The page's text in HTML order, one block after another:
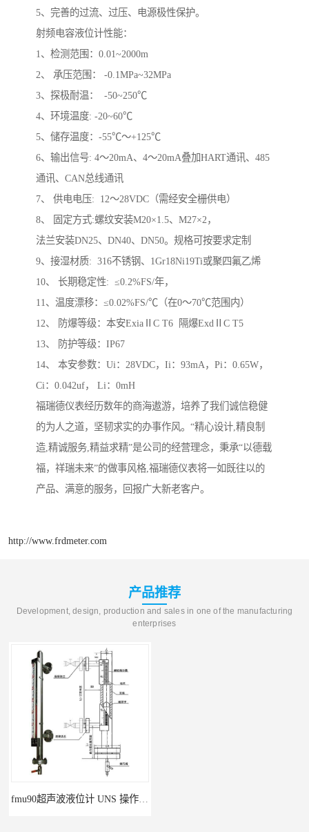
5、完善的过流、过压、电源极性保护。
射频电容液位计性能：
1、检测范围：0.01~2000m
2、 承压范围： -0.1MPa~32MPa
3、探极耐温： -50~250℃
4、环境温度: -20~60℃
5、储存温度：-55℃～+125℃
6、输出信号: 4～20mA、4～20mA叠加HART通讯、485
通讯、CAN总线通讯
7、 供电电压: 12～28VDC（需经安全栅供电）
8、 固定方式:螺纹安装M20×1.5、M27×2，
法兰安装DN25、DN40、DN50。规格可按要求定制
9、接湿材质: 316不锈钢、1Gr18Ni19Ti或聚四氟乙烯
10、 长期稳定性: ≤0.2%FS/年，
11、温度漂移：≤0.02%FS/℃（在0～70℃范围内）
12、 防爆等级：本安ExiaⅡC T6 隔爆ExdⅡC T5
13、 防护等级：IP67
14、 本安参数：Ui：28VDC，Ii：93mA，Pi：0.65W，
Ci：0.042uf， Li：0mH
福瑞德仪表经历数年的商海遨游，培养了我们诚信稳健
的为人之道，坚韧求实的办事作风。“精心设计,精良制
造,精诚服务,精益求精”是公司的经营理念，秉承“以德载
福，祥瑞未来”的做事风格,福瑞德仪表将一如既往以的
产品、满意的服务，回报广大新老客户。
http://www.frdmeter.com
产品推荐
Development, design, production and sales in one of the manufacturing
enterprises
fmu90超声波液位计 UNS 操作简单